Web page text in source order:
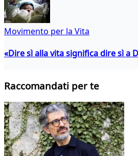
Movimento per la Vita
«Dire sì alla vita significa dire sì a
Raccomandati per te